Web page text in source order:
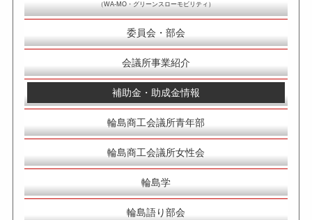
（WA-MO・グリーンスローモビリティ）
委員会・部会
会議所事業紹介
補助金・助成金情報
輪島商工会議所青年部
輪島商工会議所女性会
輪島学
輪島語り部会